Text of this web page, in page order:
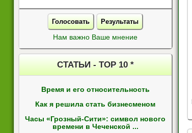
Голосовать Результаты
Нам важно Ваше мнение
СТАТЬИ - ТОР 10 *
Время и его относительность
Как я решила стать бизнесменом
Часы «Грозный-Сити»: символ нового
времени в Чеченской ...